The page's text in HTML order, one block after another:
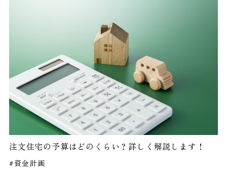
注文住宅の予算はどのくらい？詳しく解説します！
#資金計画